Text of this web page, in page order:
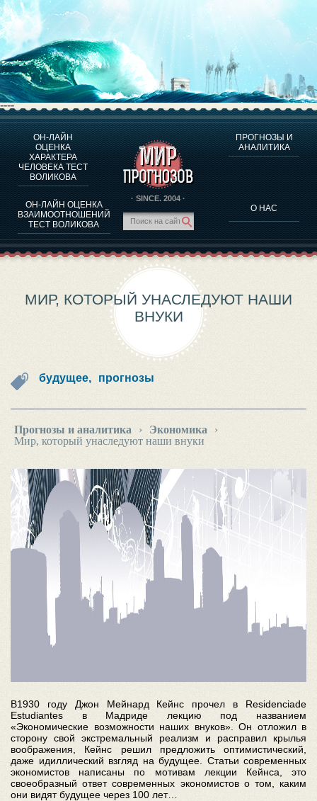
----
ОН-ЛАЙН
ОЦЕНКА
ХАРАКТЕРА
ЧЕЛОВЕКА ТЕСТ
ВОЛИКОВА
ОН-ЛАЙН ОЦЕНКА
ВЗАИМООТНОШЕНИЙ
ТЕСТ ВОЛИКОВА
· SINCE. 2004 ·
ПРОГНОЗЫ И
АНАЛИТИКА
О НАС
О ПРОГРАММЕ
ОЦЕНКА ХАРАКТЕРA ЧЕЛОВЕКА
ОЦЕНКА ХАРАКТЕРА ВЫДАЮЩИХСЯ ЛИЧНОСТЕЙ
О ПРОГРАММЕ
ТЕСТ НА СОВМЕСТИМОСТЬ ВОЛИКОВА
ПРОГНОЗЫ И АНАЛИТИКА
МИР, КОТОРЫЙ УНАСЛЕДУЮТ НАШИ
ВНУКИ
будущее, прогнозы
Прогнозы и аналитика › Экономика
›
Мир, который унаследуют наши внуки
В1930 году Джон Мейнард Кейнс прочел в Residenciade
Estudiantes в Мадриде лекцию под названием
«Экономические возможности наших внуков». Он отложил в
сторону свой экстремальный реализм и расправил крылья
воображения, Кейнс решил предложить оптимистический,
даже идиллический взгляд на будущее. Статьи современных
экономистов написаны по мотивам лекции Кейнса, это
своеобразный ответ современных экономистов о том, каким
они видят будущее через 100 лет…